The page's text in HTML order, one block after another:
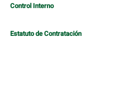
Control Interno
Estatuto de Contratación